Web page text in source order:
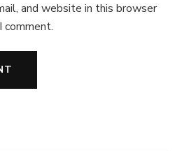
and website in this browser